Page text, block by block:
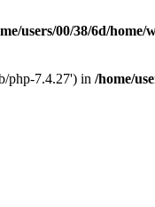
users/00/38/6d/
php-7.4.27') in /home/